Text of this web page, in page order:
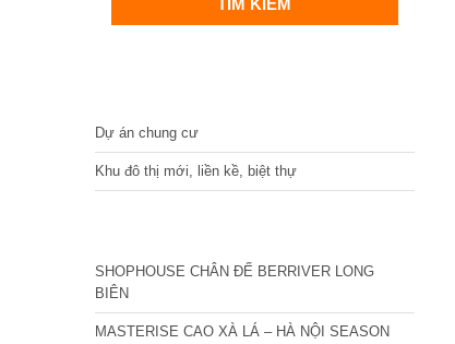
Dự án chung cư
Khu đô thị mới, liền kề, biệt thự
SHOPHOUSE CHÂN ĐẾ BERRIVER LONG
BIÊN
MASTERISE CAO XÀ LÁ – HÀ NỘI SEASON